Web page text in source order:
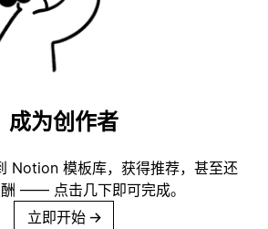
成为创作者
Notion 模板库，获得推荐，甚至还
—— 点击几下即可完成。
立即开始 →